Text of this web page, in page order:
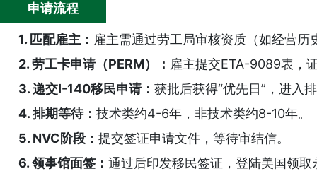
申请流程
1. 匹配雇主： 雇主需通过劳工局审核资质（如经营历
2. 劳工卡申请（PERM）： 雇主提交ETA-9089表，
3. 递交I-140移民申请： 获批后获得“优先日”，进入
4. 排期等待： 技术类约4-6年，非技术类约8-10年。
5. NVC阶段： 提交签证申请文件，等待审结信。
6. 领事馆面签： 通过后印发移民签证，登陆美国领取